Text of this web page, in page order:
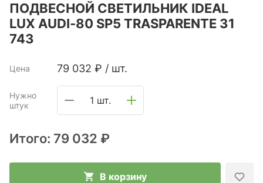
ПОДВЕСНОЙ СВЕТИЛЬНИК IDEAL
LUX AUDI-80 SP5 TRASPARENTE 31
743
Цена 79 032 ₽ / шт.
Нужно
штук
1 шт.
Итого: 79 032 ₽
В корзину